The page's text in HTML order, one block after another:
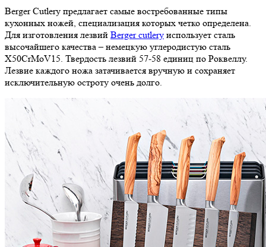
Berger Cutlery предлагает самые востребованные типы
кухонных ножей, специализация которых четко определена.
Для изготовления лезвий Berger cutlery использует сталь
высочайшего качества – немецкую углеродистую сталь
X50CrMoV15. Твердость лезвий 57-58 единиц по Роквеллу.
Лезвие каждого ножа затачивается вручную и сохраняет
исключительную остроту очень долго.